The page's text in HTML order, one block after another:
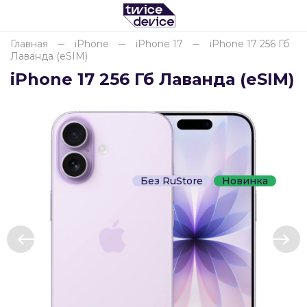
Главная iPhone iPhone 17
iPhone 17 256 Гб
Лаванда (eSIM)
iPhone 17 256 Гб Лаванда (eSIM)
Без RuStore Новинка
Разбейте
оплатуна части
без переплат
Сегодня